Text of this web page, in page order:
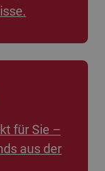
für Sie –
aus der